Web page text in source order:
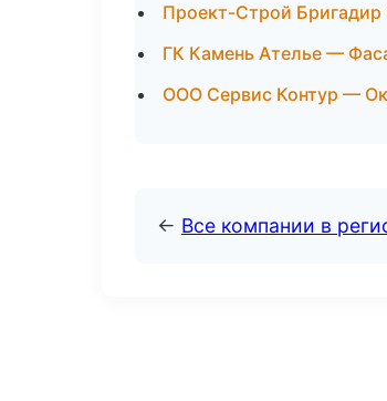
Проект-Строй
ГК Камень Ателье —
ООО Сервис Контур —
← Все компании в